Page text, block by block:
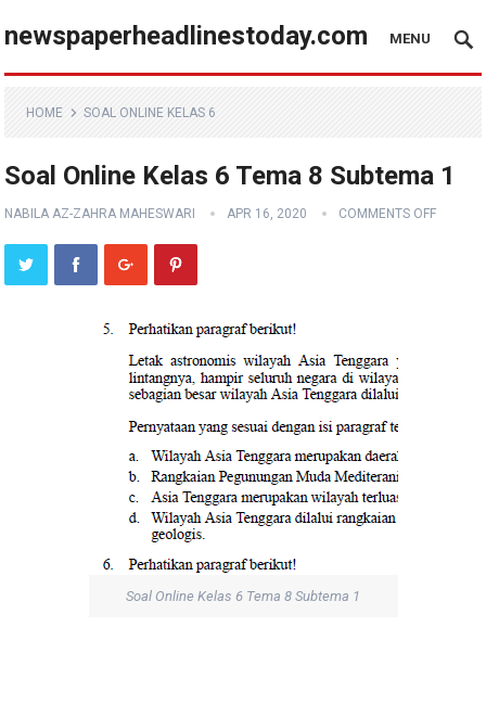
newspaperheadlinestoday.com MENU
HOME SOAL ONLINE KELAS 6
Soal Online Kelas 6 Tema 8 Subtema 1
NABILA AZ-ZAHRA MAHESWARI APR 16, 2020 COMMENTS OFF
Soal Online Kelas 6 Tema 8 Subtema 1